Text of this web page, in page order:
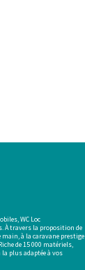
WC Loc
À travers la proposition de
à la caravane prestige
de 15 000 matériels,
plus adaptée à vos